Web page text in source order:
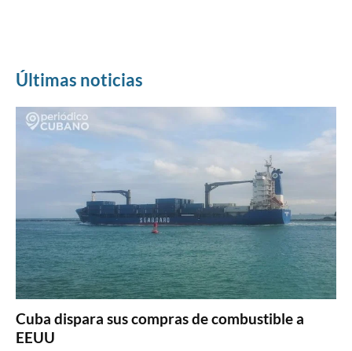
Últimas noticias
Cuba dispara sus compras de combustible a
EEUU